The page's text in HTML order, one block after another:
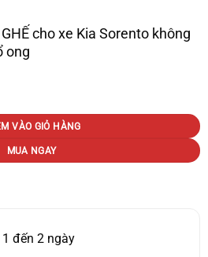
cho xe Kia Sorento không
ong
Kia Sorento không mùi, dễ vệ sinh mẫu tổ
VÀO GIỎ HÀNG
MUA NGAY
đến 2 ngày